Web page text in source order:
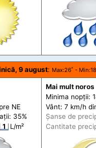
9 august: Max:26˚ - Min
NE
: 35%
1 L/m²
Mai mult noros
Minima nopții:
Vânt: 7 km/h
Șanse de
Cantitate